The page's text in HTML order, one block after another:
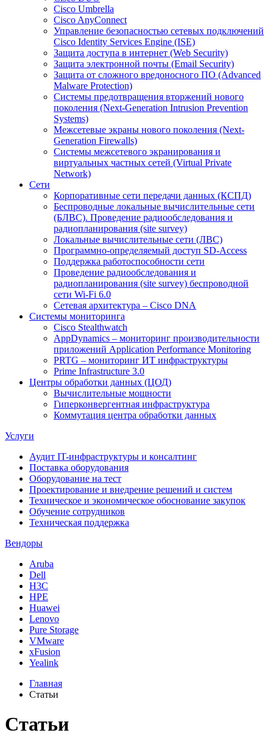
Cisco Umbrella
Cisco AnyConnect
Управление безопасностью сетевых подключений
Cisco Identity Services Engine (ISE)
Защита доступа в интернет (Web Security)
Защита электронной почты (Email Security)
Защита от сложного вредоносного ПО (Advanced
Malware Protection)
Системы предотвращения вторжений нового
поколения (Next-Generation Intrusion Prevention
Systems)
Межсетевые экраны нового поколения (Next-
Generation Firewalls)
Системы межсетевого экранирования и
виртуальных частных сетей (Virtual Private
Network)
Сети
Корпоративные сети передачи данных (КСПД)
Беспроводные локальные вычислительные сети
(БЛВС). Проведение радиообследования и
радиопланирования (site survey)
Локальные вычислительные сети (ЛВС)
Программно-определяемый доступ SD-Access
Поддержка работоспособности сети
Проведение радиообследования и
радиопланирования (site survey) беспроводной
сети Wi-Fi 6.0
Сетевая архитектура – Cisco DNA
Системы мониторинга
Cisco Stealthwatch
AppDynamics – мониторинг производительности
приложений Application Performance Monitoring
PRTG – мониторинг ИТ инфраструктуры
Prime Infrastructure 3.0
Центры обработки данных (ЦОД)
Вычислительные мощности
Гиперконвергентная инфраструктура
Коммутация центра обработки данных
Услуги
Аудит IT-инфраструктуры и консалтинг
Поставка оборудования
Оборудование на тест
Проектирование и внедрение решений и систем
Техническое и экономическое обоснование закупок
Обучение сотрудников
Техническая поддержка
Вендоры
Aruba
Dell
H3C
HPE
Huawei
Lenovo
Pure Storage
VMware
xFusion
Yealink
Главная
Статьи
Статьи